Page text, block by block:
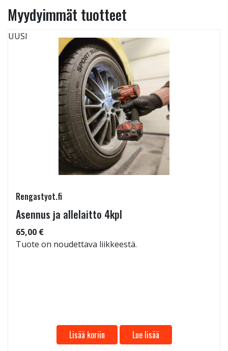
Myydyimmät tuotteet
UUSI
Rengastyot.fi
Asennus ja allelaitto 4kpl
65,00 €
Tuote on noudettava liikkeestä.
Lisää koriin Lue lisää